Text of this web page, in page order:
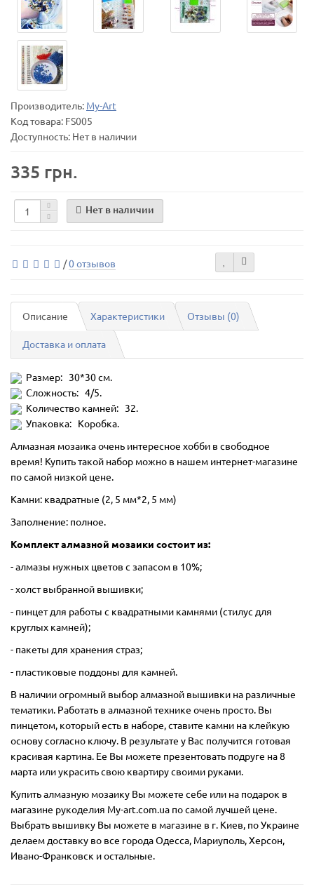
Производитель: My-Art
Код товара: FS005
Доступность: Нет в наличии
335 грн.
Нет в наличии
/0 отзывов
Описание Характеристики Отзывы (0)
Доставка и оплата
Размер: 30*30 см.
Сложность: 4/5.
Количество камней: 32.
Упаковка: Коробка.
Алмазная мозаика очень интересное хобби в свободное
время! Купить такой набор можно в нашем интернет-магазине
по самой низкой цене.
Камни: квадратные (2, 5 мм*2, 5 мм)
Заполнение: полное.
Комплект алмазной мозаики состоит из:
- алмазы нужных цветов с запасом в 10%;
- холст выбранной вышивки;
- пинцет для работы с квадратными камнями (стилус для
круглых камней);
- пакеты для хранения страз;
- пластиковые поддоны для камней.
В наличии огромный выбор алмазной вышивки на различные
тематики. Работать в алмазной технике очень просто. Вы
пинцетом, который есть в наборе, ставите камни на клейкую
основу согласно ключу. В результате у Вас получится готовая
красивая картина. Ее Вы можете презентовать подруге на 8
марта или украсить свою квартиру своими руками.
Купить алмазную мозаику Вы можете себе или на подарок в
магазине рукоделия My-art.com.ua по самой лучшей цене.
Выбрать вышивку Вы можете в магазине в г. Киев, по Украине
делаем доставку во все города Одесса, Мариуполь, Херсон,
Ивано-Франковск и остальные.